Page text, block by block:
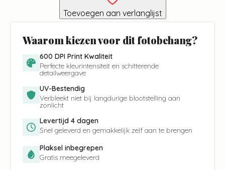
Toevoegen aan verlanglijst
Waarom kiezen voor dit fotobehang?
600 DPI Print Kwaliteit
Perfecte kleurintensiteit en schitterende
detailweergave
UV-Bestendig
Verbleekt niet bij langdurige blootstelling aan
zonlicht
Levertijd 4 dagen
Snel geleverd en gemakkelijk zelf aan te brengen
Plaksel inbegrepen
Gratis meegeleverd